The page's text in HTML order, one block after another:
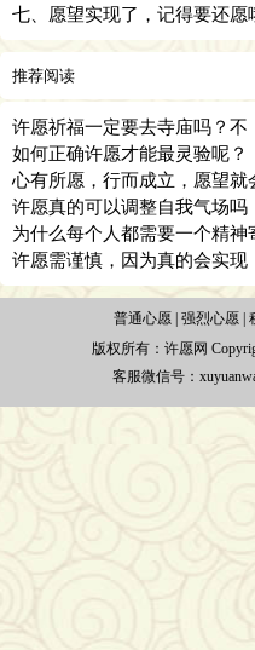
七、愿望实现了，记得要还愿
推荐阅读
许愿祈福一定要去寺庙吗？不
如何正确许愿才能最灵验呢？
心有所愿，行而成立，愿望就
许愿真的可以调整自我气场吗
为什么每个人都需要一个精神
许愿需谨慎，因为真的会实现
普通心愿 强烈心愿
版权所有： 许愿网
客服微信号：